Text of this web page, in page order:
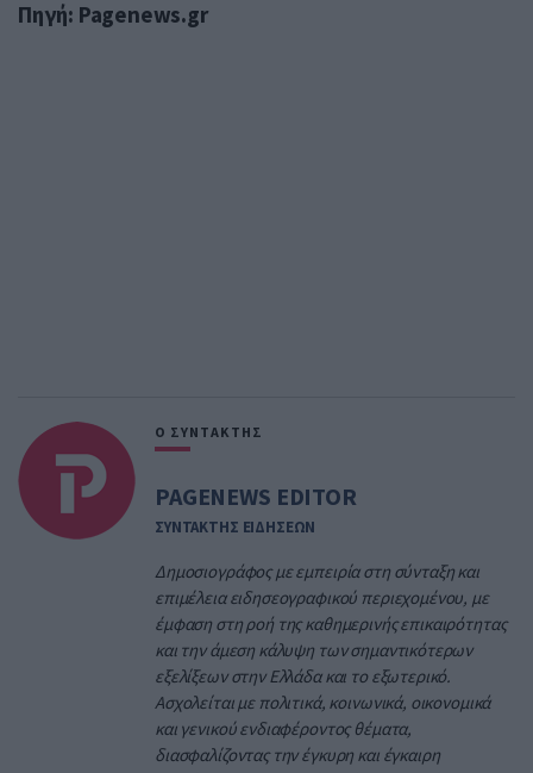
Πηγή: Pagenews.gr
Ο ΣΥΝΤΑΚΤΗΣ
PAGENEWS EDITOR
ΣΥΝΤΑΚΤΗΣ ΕΙΔΗΣΕΩΝ
Δημοσιογράφος με εμπειρία στη σύνταξη και
επιμέλεια ειδησεογραφικού περιεχομένου, με
έμφαση στη ροή της καθημερινής επικαιρότητας
και την άμεση κάλυψη των σημαντικότερων
εξελίξεων στην Ελλάδα και το εξωτερικό.
Ασχολείται με πολιτικά, κοινωνικά, οικονομικά
και γενικού ενδιαφέροντος θέματα,
διασφαλίζοντας την έγκυρη και έγκαιρη